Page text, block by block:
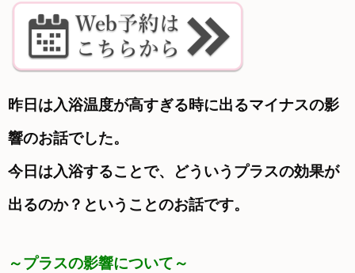
昨日は入浴温度が高すぎる時に出るマイナスの影
響のお話でした。
今日は入浴することで、どういうプラスの効果が
出るのか？ということのお話です。
～プラスの影響について～